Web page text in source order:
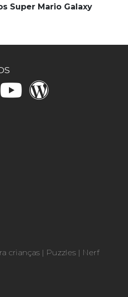
Super Mario Galaxy
crianças | Puzzles | Nerf